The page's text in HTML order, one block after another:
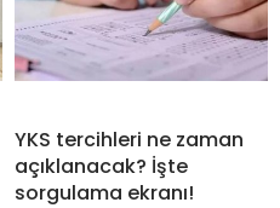
YKS tercihleri ne zaman
açıklanacak? İşte
sorgulama ekranı!